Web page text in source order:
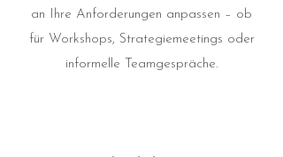
an Ihre Anforderungen anpassen – ob
für Workshops, Strategiemeetings oder
informelle Teamgespräche.